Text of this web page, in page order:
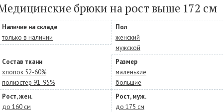
брюки на рост выше 172 см
Наличие на складе
только в наличии
Пол
женский
мужской
Состав ткани
хлопок 52-60%
полиэстер 91-95%
Размер
маленькие
большие
Рост, жен.
до 160 см
Рост, муж.
до 175 см